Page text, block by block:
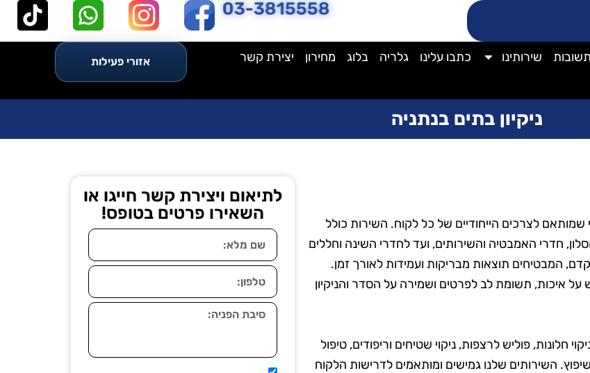
03-3815558
שירותינו כתבו עלינו גלריה בלוג מחירון יצירת קשר אזורי פעילות
ניקיון בתים בנתניה
שמותאם לצרכים הייחודיים של כל לקוח. השירות כולל
חדרי האמבטיה והשירותים, ועד לחדרי השינה וחללים
המבטיחים תוצאות מבריקות ועמידות לאורך זמן.
על איכות, תשומת לב לפרטים ושמירה על הסדר והניקיון
חלונות, פוליש לרצפות, ניקוי שטיחים וריפודים, טיפול
השירותים שלנו גמישים ומותאמים לדרישות הלקוח
לתיאום ויצירת קשר חייגו או
השאירו פרטים בטופס!